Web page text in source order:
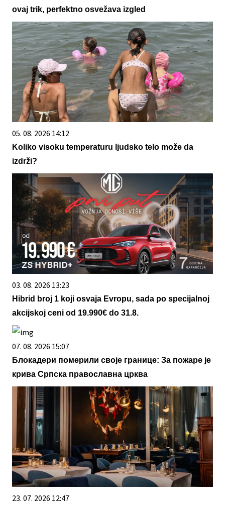
ovaj trik, perfektno osvežava izgled
05. 08. 2026 14:12
Koliko visoku temperaturu ljudsko telo može da
izdrži?
03. 08. 2026 13:23
Hibrid broj 1 koji osvaja Evropu, sada po specijalnoj
akcijskoj ceni od 19.990€ do 31.8.
07. 08. 2026 15:07
Блокадери померили своје границе: За пожаре је
крива Српска православна црква
23. 07. 2026 12:47